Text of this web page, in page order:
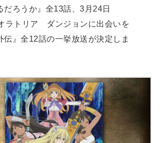
ろうか』全13話、3月24日
ラトリア ダンジョンに出会いを
』全12話の一挙放送が決定しま